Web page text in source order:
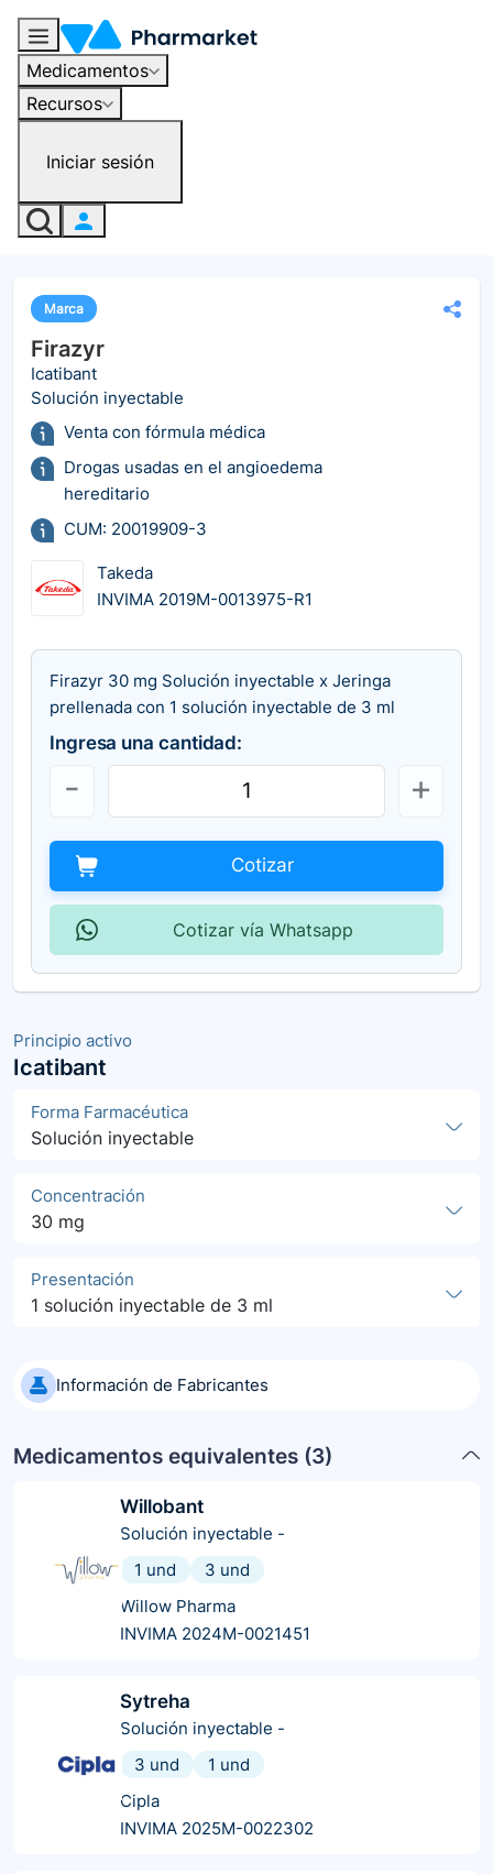
Medicamentos
Recursos
Iniciar sesión
Principio activo
Icatibant
Forma Farmacéutica
Solución inyectable
Concentración
30 mg
Presentación
1 solución inyectable de 3 ml
Información de Fabricantes
Medicamentos equivalentes (3)
Willobant
Solución inyectable -
1 und
3 und
Willow Pharma
INVIMA 2024M-0021451
Sytreha
Solución inyectable -
3 und
1 und
Cipla
INVIMA 2025M-0022302
Marca
Firazyr
Icatibant
Solución inyectable
Venta con fórmula médica
Drogas usadas en el angioedema
hereditario
CUM: 20019909-3
Takeda
INVIMA 2019M-0013975-R1
Firazyr 30 mg Solución inyectable x Jeringa
prellenada con 1 solución inyectable de 3 ml
Ingresa una cantidad:
Cotizar
Cotizar vía Whatsapp